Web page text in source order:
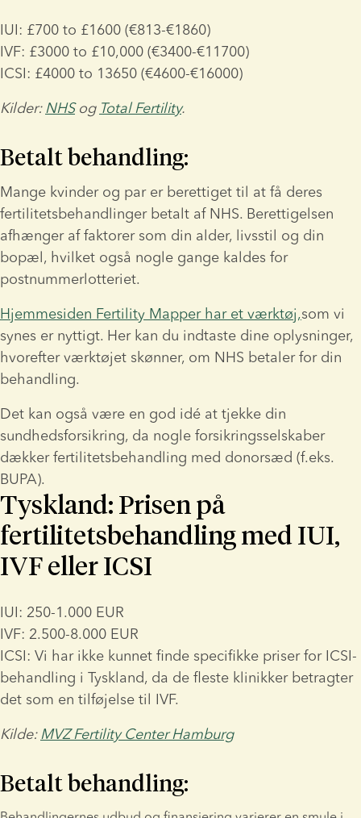
IUI: £700 to £1600 (€813-€1860)
IVF: £3000 to £10,000 (€3400-€11700)
ICSI: £4000 to 13650 (€4600-€16000)
Kilder: NHS og Total Fertility.
Betalt behandling:
Mange kvinder og par er berettiget til at få deres
fertilitetsbehandlinger betalt af NHS. Berettigelsen
afhænger af faktorer som din alder, livsstil og din
bopæl, hvilket også nogle gange kaldes for
postnummerlotteriet.
Hjemmesiden Fertility Mapper har et værktøj,som vi
synes er nyttigt. Her kan du indtaste dine oplysninger,
hvorefter værktøjet skønner, om NHS betaler for din
behandling.
Det kan også være en god idé at tjekke din
sundhedsforsikring, da nogle forsikringsselskaber
dækker fertilitetsbehandling med donorsæd (f.eks.
BUPA).
Tyskland: Prisen på
fertilitetsbehandling med IUI,
IVF eller ICSI
IUI: 250-1.000 EUR
IVF: 2.500-8.000 EUR
ICSI: Vi har ikke kunnet finde specifikke priser for ICSI-
behandling i Tyskland, da de fleste klinikker betragter
det som en tilføjelse til IVF.
Kilde: MVZ Fertility Center Hamburg
Betalt behandling: